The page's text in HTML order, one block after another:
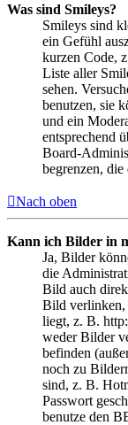
Was sind Smileys?
Smileys sind
ein Gefühl
kurzen Code,
Liste aller
sehen.
benutzen, sie
und ein
entsprechend
Board-
begrenzen,
Nach oben
Kann ich Bilder in
Ja, Bilder
die
Bild auch
Bild verlinken,
liegt, z. B.
weder Bilder
befinden
noch zu
sind, z. B.
Passwort
benutze den